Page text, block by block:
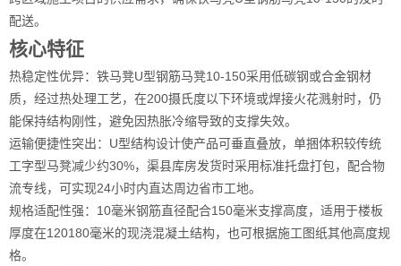
配送。
核心特征
热稳定性优异：铁马凳U型钢筋马凳10-150采用低碳钢或合金钢材
质，经过热处理工艺，在200摄氏度以下环境或焊接火花溅射时，仍
能保持结构刚性，避免因热胀冷缩导致的支撑失效。
运输便捷性突出：U型结构设计使产品可垂直叠放，单捆体积较传统
工字型马凳减少约30%，渠县库房发货时采用标准托盘打包，配合物
流专线，可实现24小时内直达周边省市工地。
规格适配性强：10毫米钢筋直径配合150毫米支撑高度，适用于楼板
厚度在120180毫米的现浇混凝土结构，也可根据施工图纸其他高度规
格。